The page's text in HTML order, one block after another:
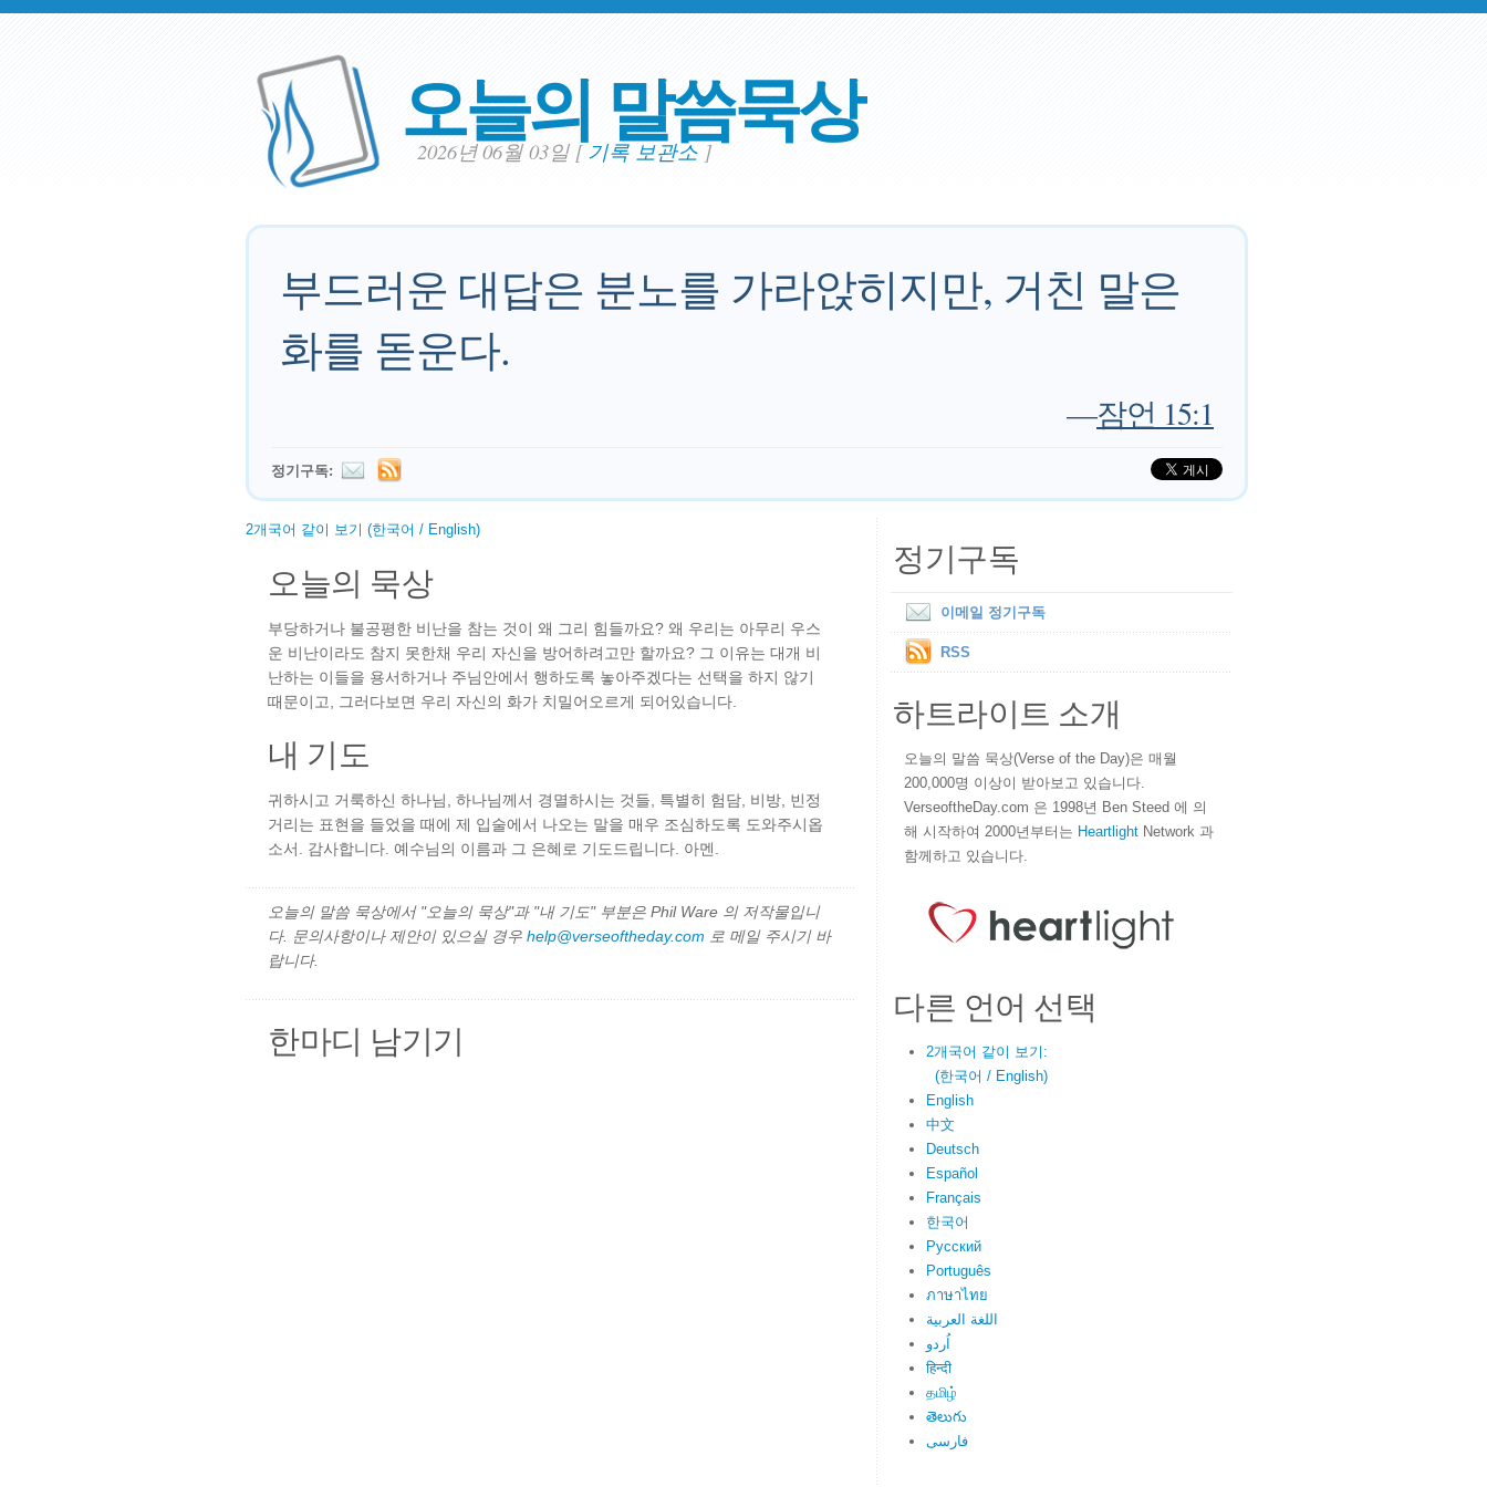
오늘의 말씀묵상
2026년 06월 03일 [기록 보관소]
부드러운 대답은 분노를 가라앉히지만, 거친 말은
화를 돋운다.
—잠언 15:1
정기구독:
2개국어 같이 보기 (한국어 / English)
오늘의 묵상
부당하거나 불공평한 비난을 참는 것이 왜 그리 힘들까요? 왜 우리는 아무리 우스
운 비난이라도 참지 못한채 우리 자신을 방어하려고만 할까요? 그 이유는 대개 비
난하는 이들을 용서하거나 주님안에서 행하도록 놓아주겠다는 선택을 하지 않기
때문이고, 그러다보면 우리 자신의 화가 치밀어오르게 되어있습니다.
내 기도
귀하시고 거룩하신 하나님, 하나님께서 경멸하시는 것들, 특별히 험담, 비방, 빈정
거리는 표현을 들었을 때에 제 입술에서 나오는 말을 매우 조심하도록 도와주시옵
소서. 감사합니다. 예수님의 이름과 그 은혜로 기도드립니다. 아멘.
오늘의 말씀 묵상에서 "오늘의 묵상"과 "내 기도" 부분은 Phil Ware 의 저작물입니
다. 문의사항이나 제안이 있으실 경우 help@verseoftheday.com 로 메일 주시기 바
랍니다.
한마디 남기기
정기구독
이메일 정기구독
RSS
하트라이트 소개
오늘의 말씀 묵상(Verse of the Day)은 매월
200,000명 이상이 받아보고 있습니다.
VerseoftheDay.com 은 1998년 Ben Steed 에 의
해 시작하여 2000년부터는 Heartlight Network 과
함께하고 있습니다.
다른 언어 선택
2개국어 같이 보기:
(한국어 / English)
English
中文
Deutsch
Español
Français
한국어
Русский
Português
ภาษาไทย
اللغة العربية
اُردو
हिन्दी
தமிழ்
తెలుగు
فارسی